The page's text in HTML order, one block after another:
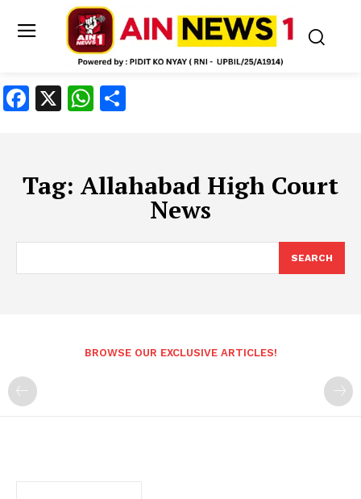
Facebook
X WhatsApp
Tag: Allahabad High Court
News
SEARCH
BROWSE OUR EXCLUSIVE ARTICLES!